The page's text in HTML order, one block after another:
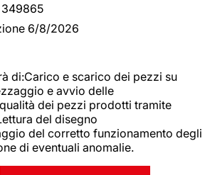
349865
6/8/2026
di:Carico e scarico dei pezzi su
e avvio delle
dei pezzi prodotti tramite
del disegno
del corretto funzionamento degli
di eventuali anomalie.